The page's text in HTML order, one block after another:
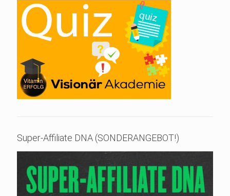
Super-Affiliate DNA (SONDERANGEBOT!)